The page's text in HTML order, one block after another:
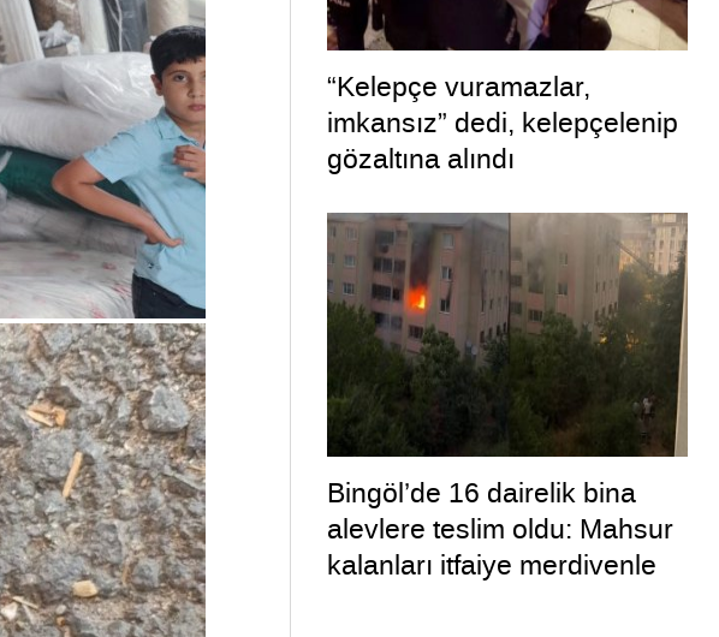
“Kelepçe vuramazlar,
imkansız” dedi, kelepçelenip
gözaltına alındı
Bingöl’de 16 dairelik bina
alevlere teslim oldu: Mahsur
kalanları itfaiye merdivenle